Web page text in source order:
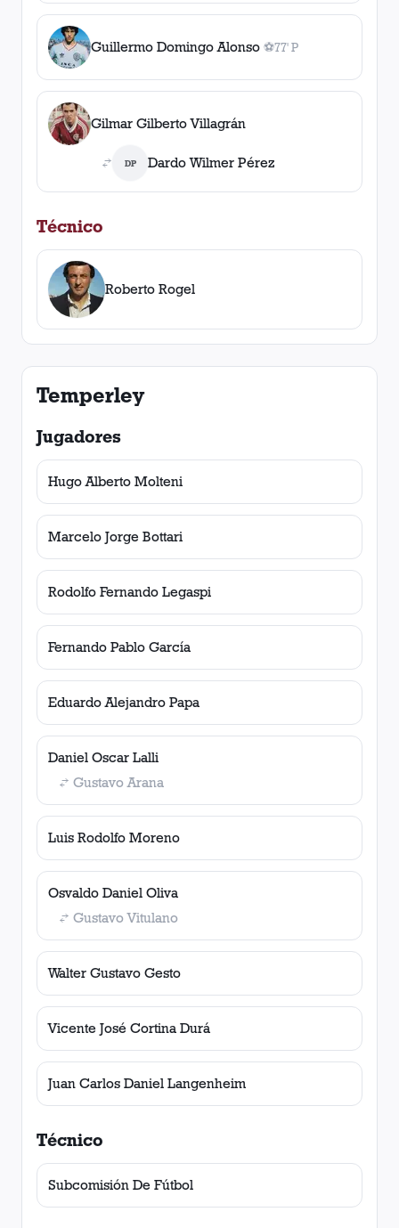
Guillermo Domingo Alonso ⚽
1gol , 77' P
77' P
Gilmar Gilberto Villagrán
DP Dardo Wilmer Pérez
Técnico
Roberto Rogel
Temperley
Jugadores
Hugo Alberto Molteni
Marcelo Jorge Bottari
Rodolfo Fernando Legaspi
Fernando Pablo García
Eduardo Alejandro Papa
Daniel Oscar Lalli
Gustavo Arana
Luis Rodolfo Moreno
Osvaldo Daniel Oliva
Gustavo Vitulano
Walter Gustavo Gesto
Vicente José Cortina Durá
Juan Carlos Daniel Langenheim
Técnico
Subcomisión De Fútbol